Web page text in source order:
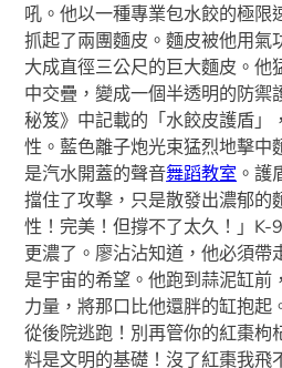
吼。他以一種專業包水餃的極限
抓起了兩團麵皮。麵皮被他用氣
大成直徑三公尺的巨大麵皮。他
中交疊，變成一個半透明的防禦
秘笈》中記載的「水餃皮護盾」
性。藍色離子炮光束猛烈地擊中
是汽水開蓋的聲音舞蹈教室 。護
擋住了攻擊，只是散發出濃郁的
性！完美！但撐不了太久！」
更濃了。廖沾沾知道，他必須帶
是宇宙的希望。他跑到蒜泥缸前
力量，將那口比他還胖的缸抱
從後院逃跑！別再管你的紅棗枸
料是文明的基礎！沒了紅棗我飛